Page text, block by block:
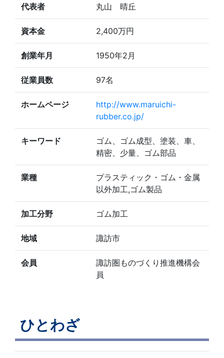
代表者 丸山 晴丘
資本金 2,400万円
創業年月 1950年2月
従業員数 97名
ホームページ
http://www.maruichi-
rubber.co.jp/
キーワード
ゴム、ゴム成型、塗装、車、
精密、少量、ゴム部品
業種
プラスティック・ゴム・金属
以外加工,ゴム製品
加工分野 ゴム加工
地域 諏訪市
会員
諏訪圏ものづくり推進機構会
員
ひとわざ